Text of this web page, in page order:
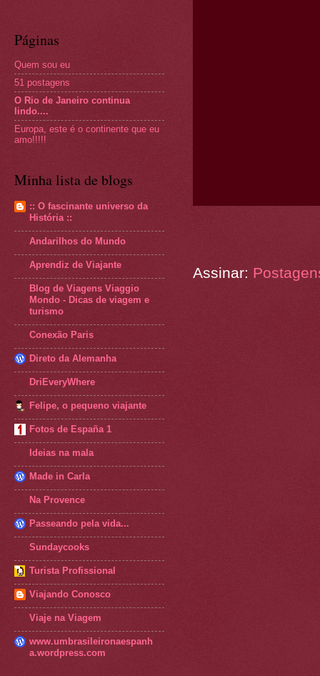
Assinar:
Páginas
Quem sou eu
51 postagens
O Rio de Janeiro continua
lindo....
Europa, este é o continente que eu
amo!!!!!
Minha lista de blogs
:: O fascinante universo da
História ::
Andarilhos do Mundo
Aprendiz de Viajante
Blog de Viagens Viaggio
Mondo - Dicas de viagem e
turismo
Conexão Paris
Direto da Alemanha
DriEveryWhere
Felipe, o pequeno viajante
Fotos de España 1
Ideias na mala
Made in Carla
Na Provence
Passeando pela vida...
Sundaycooks
Turista Profissional
Viajando Conosco
Viaje na Viagem
www.umbrasileironaespanh
a.wordpress.com